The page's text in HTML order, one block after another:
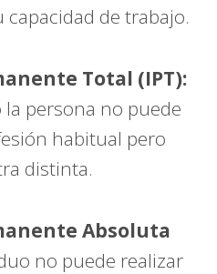
de trabajo.
Total (IPT):
persona no puede
habitual pero
distinta.
Absoluta
no puede realizar